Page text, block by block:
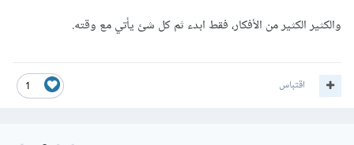
والكثير الكثير من الأفكار، فقط ابدء ثم كل شئ يأتي مع وقته.
1 اقتباس